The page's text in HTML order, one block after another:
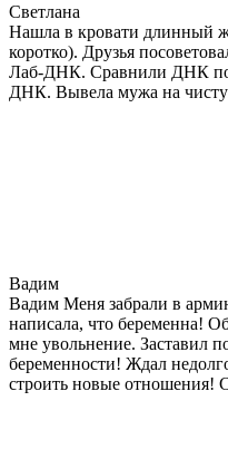
Светлана
Нашла в кровати длинный
коротко). Друзья
Лаб-ДНК. Сравнили ДНК
ДНК. Вывела мужа на
Вадим
Вадим Меня забрали в
написала, что беременна!
мне увольнение. Заставил
беременности! Ждал
строить новые отношения!